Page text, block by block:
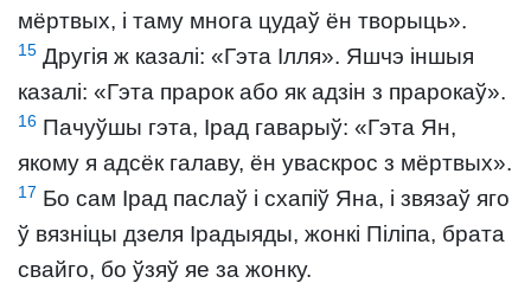
мёртвых, і таму многа цудаў ён творыць».
15 Другія ж казалі: «Гэта Ілля». Яшчэ іншыя
казалі: «Гэта прарок або як адзін з прарокаў».
16 Пачуўшы гэта, Ірад гаварыў: «Гэта Ян,
якому я адсёк галаву, ён уваскрос з мёртвых».
17 Бо сам Ірад паслаў і схапіў Яна, і звязаў яго
ў вязніцы дзеля Ірадыяды, жонкі Піліпа, брата
свайго, бо ўзяў яе за жонку.